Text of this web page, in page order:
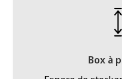
Box à